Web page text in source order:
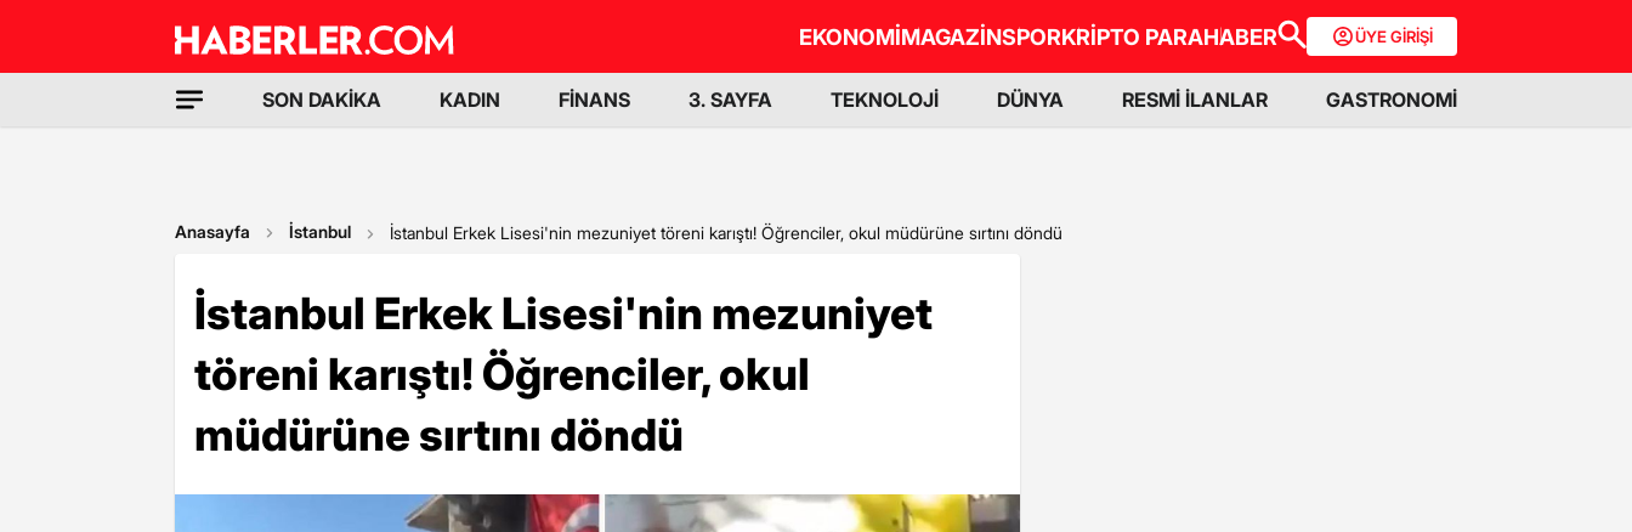
EKONOMİMAGAZİNSPORKRİPTO PARAHABER ÜYE GİRİŞİ
SON DAKİKA KADIN FİNANS 3. SAYFA TEKNOLOJİ DÜNYA RESMİ İLANLAR GASTRONOMİ
Anasayfa İstanbul İstanbul Erkek Lisesi'nin mezuniyet töreni karıştı! Öğrenciler, okul müdürüne sırtını döndü
İstanbul Erkek Lisesi'nin mezuniyet
töreni karıştı! Öğrenciler, okul
müdürüne sırtını döndü